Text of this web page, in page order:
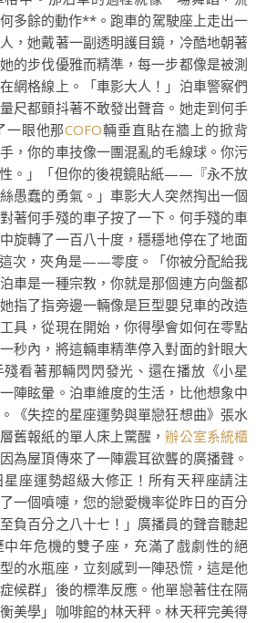
多餘的動作**。跑車的駕駛座上走出一
，她戴著一副透明護目鏡，冷酷地朝著
的步伐優雅而精準，每一步都像是被測
網格線上。「車影大人！」泊車警察們
尺都顫抖著不敢發出聲音。她走到何手
一眼他那COFO輛垂直貼在牆上的掀背
，你的車技像一團混亂的毛線球。你污
。」「但你的後視鏡貼紙——『永不放
愚蠢的勇氣。」車影大人突然掏出一個
著何手殘的車子按了一下。何手殘的車
旋轉了一百八十度，穩穩地停在了地面
這次，夾角是——零度。「你被分配給我
車是一種宗教，你就是那個連方向盤都
指了指旁邊一輛像是巨型嬰兒車的改造
具，從現在開始，你得學會如何在零點
一秒內，將這輛車精準停入對面的針眼大
看著那輛閃閃發光、還在播放《小星
陣眩暈。泊車維度的生活，比他想象中
《失控的星座運勢與單戀狂想曲》張水
舊報紙的單人床上驚醒，辦公室系統櫃
為屋頂傳來了一陣震耳欲聾的廣播聲。
星座運勢超級大修正！所有天秤座請注
一個噴嚏，您的戀愛機率從昨日的百分
負百分之八十七！」廣播員的聲音聽起
年危機的雙子座，充滿了戲劇性的絕
的水瓶座，立刻感到一陣恐慌，這是他
候群」後的標準反應。他單戀著住在隔
美學」咖啡館的林天秤。林天秤完美得